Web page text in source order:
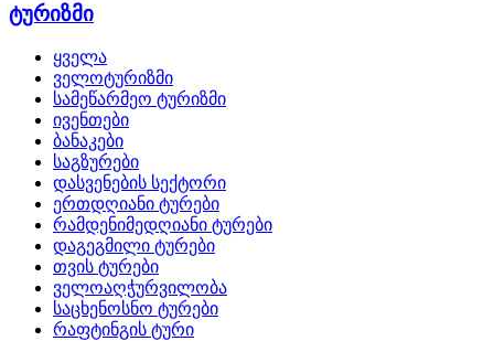
ტურიზმი
ყველა
ველოტურიზმი
სამეწარმეო ტურიზმი
ივენთები
ბანაკები
საგზურები
დასვენების სექტორი
ერთდღიანი ტურები
რამდენიმედღიანი ტურები
დაგეგმილი ტურები
თვის ტურები
ველოაღჭურვილობა
საცხენოსნო ტურები
რაფტინგის ტური